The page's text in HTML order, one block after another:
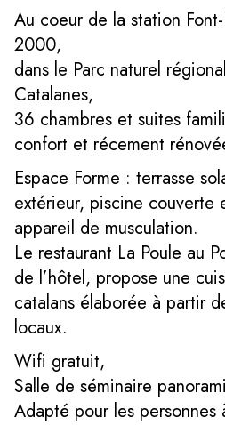
Au coeur de la station
2000,
dans le Parc naturel
Catalanes,
36 chambres et suites
confort et récement
Espace Forme : terrasse
extérieur, piscine couverte
appareil de musculation.
Le restaurant La Poule au
de l’hôtel, propose une
catalans élaborée à partir
locaux.
Wifi gratuit,
Salle de séminaire
Adapté pour les